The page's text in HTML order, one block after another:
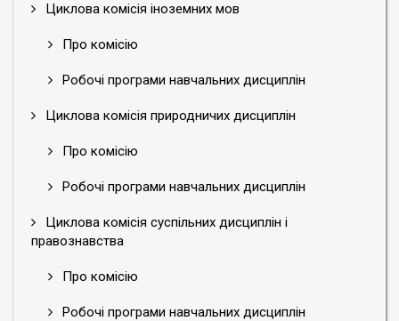
Циклова комісія іноземних мов
Про комісію
Робочі програми навчальних дисциплін
Циклова комісія природничих дисциплін
Про комісію
Робочі програми навчальних дисциплін
Циклова комісія суспільних дисциплін і
правознавства
Про комісію
Робочі програми навчальних дисциплін